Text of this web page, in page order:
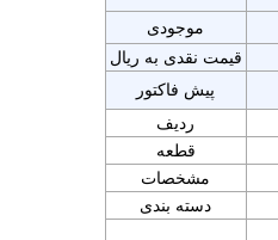
موجودی
قیمت نقدی به ریال
پیش فاکتور
ردیف
قطعه
مشخصات
دسته بندی